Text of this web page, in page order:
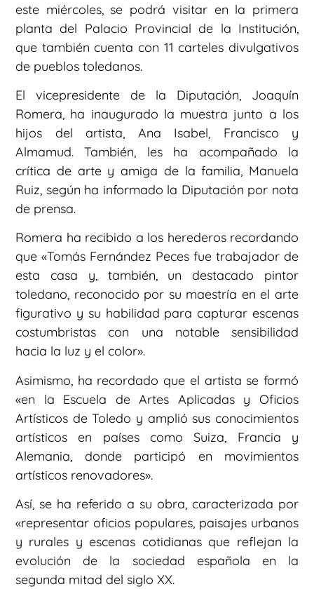
este miércoles, se podrá visitar en la primera
planta del Palacio Provincial de la Institución,
que también cuenta con 11 carteles divulgativos
de pueblos toledanos.
El vicepresidente de la Diputación, Joaquín
Romera, ha inaugurado la muestra junto a los
hijos del artista, Ana Isabel, Francisco y
Almamud. También, les ha acompañado la
crítica de arte y amiga de la familia, Manuela
Ruiz, según ha informado la Diputación por nota
de prensa.
Romera ha recibido a los herederos recordando
que «Tomás Fernández Peces fue trabajador de
esta casa y, también, un destacado pintor
toledano, reconocido por su maestría en el arte
figurativo y su habilidad para capturar escenas
costumbristas con una notable sensibilidad
hacia la luz y el color».
Asimismo, ha recordado que el artista se formó
«en la Escuela de Artes Aplicadas y Oficios
Artísticos de Toledo y amplió sus conocimientos
artísticos en países como Suiza, Francia y
Alemania, donde participó en movimientos
artísticos renovadores».
Así, se ha referido a su obra, caracterizada por
«representar oficios populares, paisajes urbanos
y rurales y escenas cotidianas que reflejan la
evolución de la sociedad española en la
segunda mitad del siglo XX.